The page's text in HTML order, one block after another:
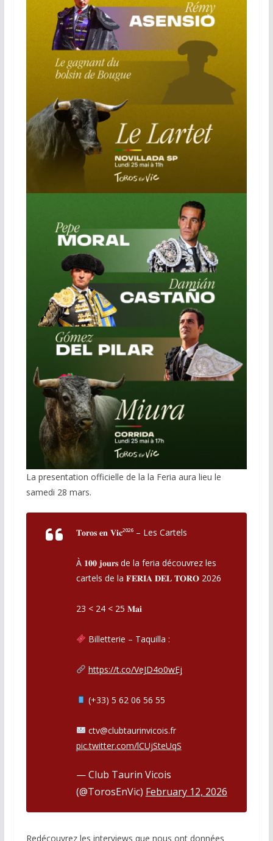
La presentation officielle de la la Feria aura lieu le
samedi 28 mars.
𝐓𝐨𝐫𝐨𝐬 𝐞𝐧 𝐕𝐢𝐜²⁰²⁶ – Les Cartels
À 𝟏𝟎𝟎 𝐣𝐨𝐮𝐫𝐬 de la feria découvrez les
cartels de la 𝐅𝐄𝐑𝐈𝐀 𝐃𝐄𝐋 𝐓𝐎𝐑𝐎 2026
23 < 24 < 25 𝐌𝐚𝐢
Billetterie – Taquilla :
https://t.co/VeJD4o0wEj
(+33) 5 62 06 56 55
ctv@clubtaurinvicois.fr
pic.twitter.com/lCUjSteUqS
— Club Taurin Vicois
(@TorosEnVic) February 12, 2026
Redécouvrez les interviews que nous ont données